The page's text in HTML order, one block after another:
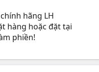
hãng LH
hàng hoặc đặt tại
phiền!